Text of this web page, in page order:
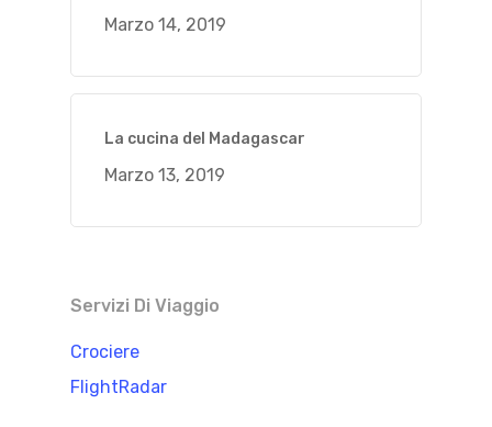
Marzo 14, 2019
La cucina del Madagascar
Marzo 13, 2019
Servizi Di Viaggio
Crociere
FlightRadar